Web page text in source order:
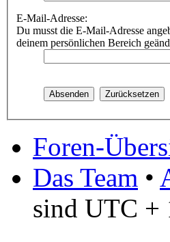
E-Mail-Adresse:
Du musst die E-Mail-Adresse
deinem persönlichen Bereich
Foren-
Das Team •
sind UTC +